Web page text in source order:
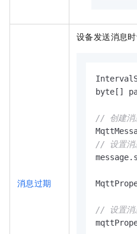
消息过期
设备发送消息
byte[]
// 创建消
// 设置消
// 设置消